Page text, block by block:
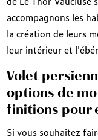
accompagnons les
la création de leurs
leur intérieur et
Volet
options de
finitions pour
Si vous souhaitez